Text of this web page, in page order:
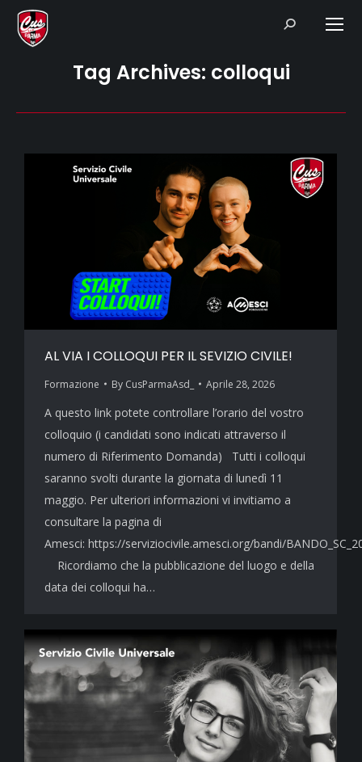
Search:
Tag Archives: colloqui
AL VIA I COLLOQUI PER IL SEVIZIO CIVILE!
Formazione By CusParmaAsd_ Aprile 28, 2026
A questo link potete controllare l’orario del vostro
colloquio (i candidati sono indicati attraverso il
numero di Riferimento Domanda) Tutti i colloqui
saranno svolti durante la giornata di lunedì 11
maggio. Per ulteriori informazioni vi invitiamo a
consultare la pagina di
Amesci: https://serviziocivile.amesci.org/bandi/
Ricordiamo che la pubblicazione del luogo e della
data dei colloqui ha…